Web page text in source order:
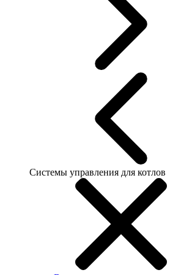
Системы управления для котлов